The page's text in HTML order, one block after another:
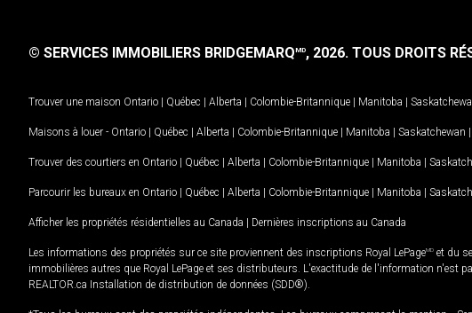
© SERVICES IMMOBILIERS BRIDGEMARQMD, 2026. TOUS DROITS
Trouver une maison Ontario | Québec | Alberta | Colombie-Britannique | Manitoba |
Maisons à louer - Ontario | Québec | Alberta | Colombie-Britannique | Manitoba | Saskatchewan |
Trouver des courtiers en Ontario | Québec | Alberta | Colombie-Britannique | Manitoba |
Parcourir les bureaux en Ontario | Québec | Alberta | Colombie-Britannique | Manitoba |
Afficher les propriétés résidentielles au Canada | Dernières inscriptions au Canada
Les informations des propriétés sur ce site proviennent des inscriptions Royal LePageMD et du
immobilières autres que Royal LePage et ses distributeurs. L'exactitude de l'information n'est
REALTOR.ca Installation de distribution de données (SDD®).